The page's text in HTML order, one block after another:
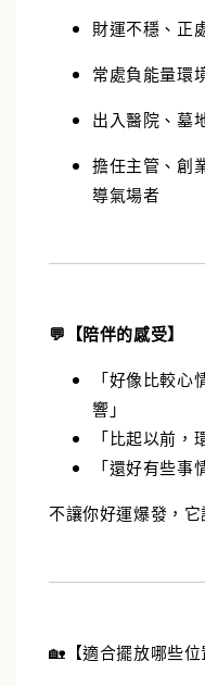
財運不穩、正
常處負能量環
出入醫院、墓
擔任主管、創
導氣場者
💬【陪伴的感受】
「好像比較
響」
「比起以前，
「還好有些事
不讓你好運爆發，
🏡【適合擺放哪些位